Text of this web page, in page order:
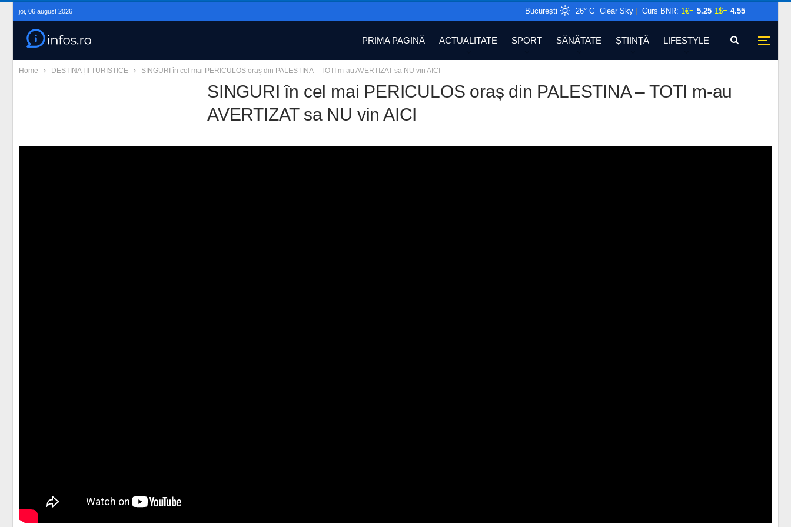
joi, 06 august 2026 București 26° C Clear Sky Curs BNR: 1€= 5.25 1$= 4.55
PRIMA PAGINĂ ACTUALITATE SPORT SĂNĂTATE ȘTIINȚĂ LIFESTYLE
Home DESTINAȚII TURISTICE SINGURI în cel mai PERICULOS oraș din PALESTINA – TOTI m-au AVERTIZAT sa NU vin AICI
SINGURI în cel mai PERICULOS oraș din PALESTINA – TOTI m-au
AVERTIZAT sa NU vin AICI